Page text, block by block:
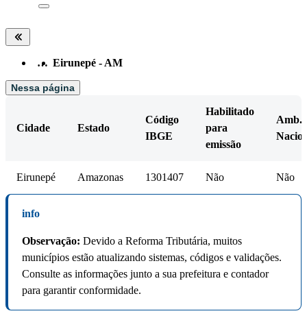
… Eirunepé - AM
Nessa página
Cidade Estado
Código
IBGE
Habilitado
para
emissão
Amb.
Eirunepé Amazonas 1301407 Não Não
info
Observação: Devido a Reforma Tributária, muitos
municípios estão atualizando sistemas, códigos e validações.
Consulte as informações junto a sua prefeitura e contador
para garantir conformidade.